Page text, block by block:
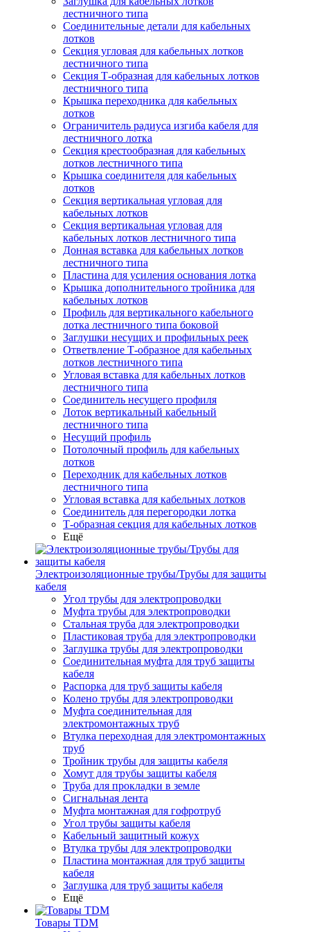
лестничного типа
Соединительные детали для кабельных
лотков
Секция угловая для кабельных лотков
лестничного типа
Секция Т-образная для кабельных лотков
лестничного типа
Крышка переходника для кабельных
лотков
Ограничитель радиуса изгиба кабеля для
лестничного лотка
Секция крестообразная для кабельных
лотков лестничного типа
Крышка соединителя для кабельных
лотков
Секция вертикальная угловая для
кабельных лотков
Секция вертикальная угловая для
кабельных лотков лестничного типа
Донная вставка для кабельных лотков
лестничного типа
Пластина для усиления основания лотка
Крышка дополнительного тройника для
кабельных лотков
Профиль для вертикального кабельного
лотка лестничного типа боковой
Заглушки несущих и профильных реек
Ответвление Т-образное для кабельных
лотков лестничного типа
Угловая вставка для кабельных лотков
лестничного типа
Соединитель несущего профиля
Лоток вертикальный кабельный
лестничного типа
Несущий профиль
Потолочный профиль для кабельных
лотков
Переходник для кабельных лотков
лестничного типа
Угловая вставка для кабельных лотков
Соединитель для перегородки лотка
Т-образная секция для кабельных лотков
Ещё
Электроизоляционные трубы/Трубы для защиты
кабеля
Угол трубы для электропроводки
Муфта трубы для электропроводки
Стальная труба для электропроводки
Пластиковая труба для электропроводки
Заглушка трубы для электропроводки
Соединительная муфта для труб защиты
кабеля
Распорка для труб защиты кабеля
Колено трубы для электропроводки
Муфта соединительная для
электромонтажных труб
Втулка переходная для электромонтажных
труб
Тройник трубы для защиты кабеля
Хомут для трубы защиты кабеля
Труба для прокладки в земле
Сигнальная лента
Муфта монтажная для гофротруб
Угол трубы защиты кабеля
Кабельный защитный кожух
Втулка трубы для электропроводки
Пластина монтажная для труб защиты
кабеля
Заглушка для труб защиты кабеля
Ещё
Товары TDM